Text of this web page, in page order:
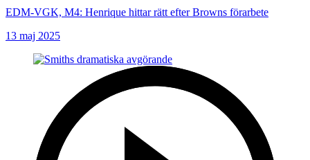
EDM-VGK, M4: Henrique hittar rätt efter Browns förarbete
13 maj 2025